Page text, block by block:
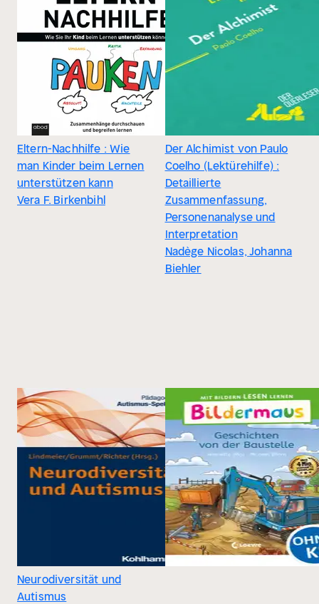
Eltern-Nachhilfe : Wie
man Kinder beim Lernen
unterstützen kann
Vera F. Birkenbihl
Der Alchimist von Paulo
Coelho (Lektürehilfe) :
Detaillierte
Zusammenfassung,
Personenanalyse und
Interpretation
Nadège Nicolas, Johanna
Biehler
Neurodiversität und
Autismus